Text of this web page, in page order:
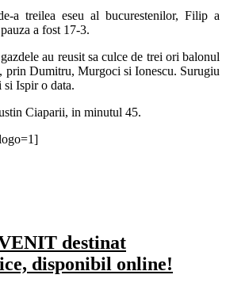
a treilea eseu al bucurestenilor, Filip a
a fost 17-3.
au reusit sa culce de trei ori balonul
prin Dumitru, Murgoci si Ionescu. Surugiu
si Ispir o data.
Ciaparii, in minutul 45.
destinat
disponibil online!